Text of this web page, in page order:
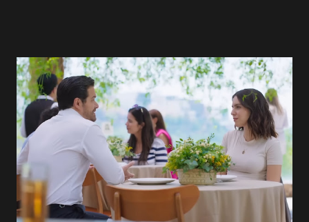
permanecer virgem até encontrar o homem que realmente
ama, o que não é fácil, já que dedica todas as suas energias a
se aprimorar, trabalhando, estudando e se orgulhando de
ser a primeira mulher da família a ingressar na
universidade. Ela tem uma personalidade muito alegre, é
muito madura para a idade, determinada, criativa e
empática. Detesta injustiças e é uma ótima amiga. Pode ser
teimosa e muito persistente quando decide fazer algo.